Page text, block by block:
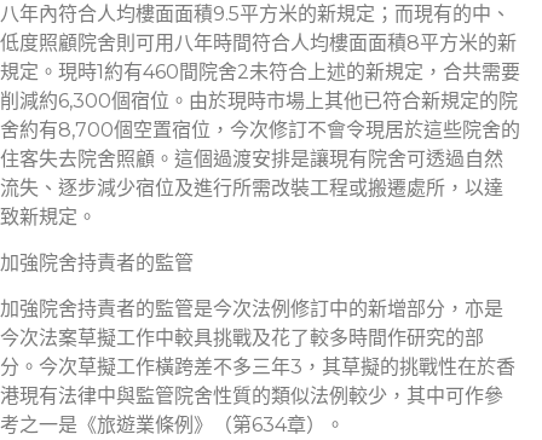
八年內符合人均樓面面積9.5平方米的新規定；而現有的中、
低度照顧院舍則可用八年時間符合人均樓面面積8平方米的新
規定。現時1約有460間院舍2未符合上述的新規定，合共需要
削減約6,300個宿位。由於現時市場上其他已符合新規定的院
舍約有8,700個空置宿位，今次修訂不會令現居於這些院舍的
住客失去院舍照顧。這個過渡安排是讓現有院舍可透過自然
流失、逐步減少宿位及進行所需改裝工程或搬遷處所，以達
致新規定。
加強院舍持責者的監管
加強院舍持責者的監管是今次法例修訂中的新增部分，亦是
今次法案草擬工作中較具挑戰及花了較多時間作研究的部
分。今次草擬工作橫跨差不多三年3，其草擬的挑戰性在於香
港現有法律中與監管院舍性質的類似法例較少，其中可作參
考之一是《旅遊業條例》（第634章）。